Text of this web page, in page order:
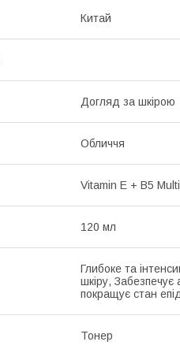
Китай
Догляд за шкірою
Обличчя
Vitamin E + B5
120 мл
Глибоке та
шкіру,
покращує стан
Тонер